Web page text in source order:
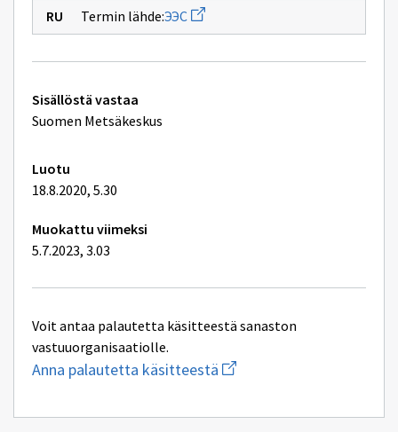
Termin lähde:ЭЭС Avaa
uuden
ikkunan
Tekniset
lisätiedot
Sisällöstä vastaa
Suomen Metsäkeskus
Luotu
18.8.2020, 5.30
Muokattu viimeksi
5.7.2023, 3.03
Voit antaa palautetta käsitteestä sanaston
vastuuorganisaatiolle.
Anna palautetta käsitteestä Aloita
uuden
kirjoitus